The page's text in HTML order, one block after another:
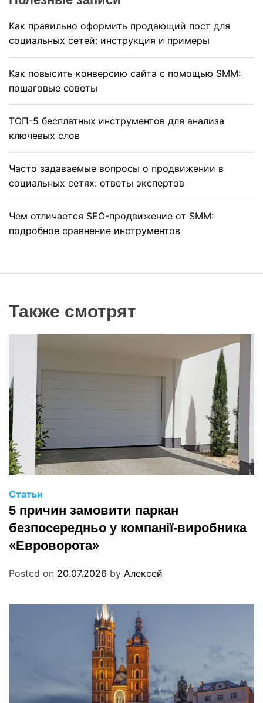
Как правильно оформить продающий пост для
социальных сетей: инструкция и примеры
Как повысить конверсию сайта с помощью SMM:
пошаговые советы
ТОП-5 бесплатных инструментов для анализа
ключевых слов
Часто задаваемые вопросы о продвижении в
социальных сетях: ответы экспертов
Чем отличается SEO-продвижение от SMM:
подробное сравнение инструментов
Также смотрят
Статьи
5 причин замовити паркан
безпосередньо у компанії-виробника
«Евроворота»
Posted on 20.07.2026 by Алексей